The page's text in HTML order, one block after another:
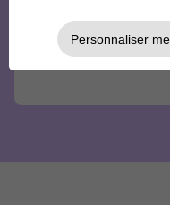
Personnaliser